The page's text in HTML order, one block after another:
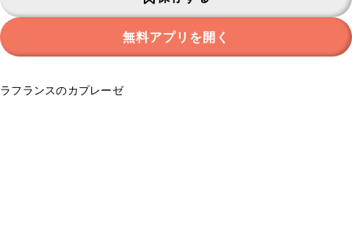
無料アプリを開く
ラフランスのカプレーゼ